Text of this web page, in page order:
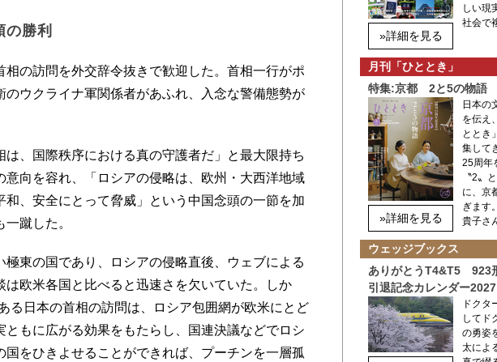
の勝利
の訪問を外交辞令抜きで歓迎した。首相一行がポ
ウクライナ軍関係者があふれ、入念な警備態勢が
、国際秩序における真の守護者だ」と最大限持ち
意向を容れ、「ロシアの侵略は、欧州・大西洋地域
、安全にとって脅威」という中国念頭の一節を加
蹴した。
東の国であり、ロシアの侵略直後、ウェブによる
欧米各国と比べると迅速さを欠いていた。しか
る日本の首相の訪問は、ロシア包囲網が欧米にとど
ともに広がる効果をもたらし、国連決議などでロシ
をひきよせることができれば、プーチンを一層孤
»詳細を見る
しい現
社会で
月刊「ひととき」
特集:京都 2と5の物語
»詳細を見る
日本の
を伝え
ととき
集して
25周年
〝2〟
に、京
ぎます
貴子さ
ウェッジブックス
ありがとうT4&T5 923
引退記念カレンダー
ドクタ
してド
の勇姿
太によ